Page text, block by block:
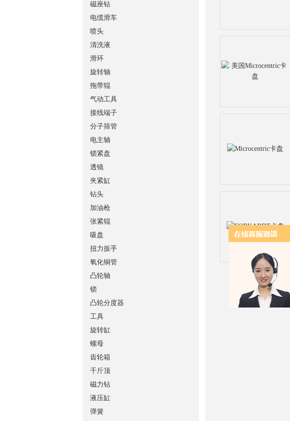
磁座钻
电缆滑车
喷头
清洗液
滑环
旋转轴
拖带辊
气动工具
接线端子
分子筛管
电主轴
锁紧盘
透镜
夹紧缸
钻头
加油枪
张紧辊
吸盘
扭力扳手
氧化铜管
凸轮轴
锁
凸轮分度器
工具
旋转缸
螺母
齿轮箱
千斤顶
磁力钻
液压缸
弹簧